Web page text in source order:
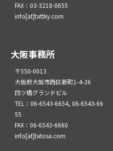
FAX：03-3218-0655
info[at]tattky.com
大阪事務所
〒550-0013
大阪府大阪市西区新町1-4-26
四ツ橋グランドビル
TEL：06-6543-6654, 06-6543-66
55
FAX：06-6543-6660
info[at]tatosa.com